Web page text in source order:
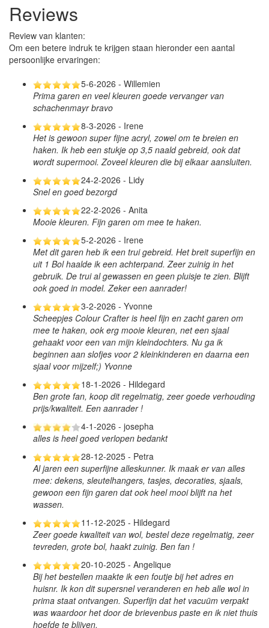
Reviews
Review van klanten:
Om een betere indruk te krijgen staan hieronder een aantal
persoonlijke ervaringen:
5-6-2026 - Willemien
Prima garen en veel kleuren goede vervanger van
schachenmayr bravo
8-3-2026 - Irene
Het is gewoon super fijne acryl, zowel om te breien en
haken. Ik heb een stukje op 3,5 naald gebreid, ook dat
wordt supermooi. Zoveel kleuren die bij elkaar aansluiten.
24-2-2026 - Lidy
Snel en goed bezorgd
22-2-2026 - Anita
Mooie kleuren. Fijn garen om mee te haken.
5-2-2026 - Irene
Met dit garen heb ik een trui gebreid. Het breit superfijn en
uit 1 Bol haalde ik een achterpand. Zeer zuinig in het
gebruik. De trui al gewassen en geen pluisje te zien. Blijft
ook goed in model. Zeker een aanrader!
3-2-2026 - Yvonne
Scheepjes Colour Crafter is heel fijn en zacht garen om
mee te haken, ook erg mooie kleuren, net een sjaal
gehaakt voor een van mijn kleindochters. Nu ga ik
beginnen aan slofjes voor 2 kleinkinderen en daarna een
sjaal voor mijzelf;) Yvonne
18-1-2026 - Hildegard
Ben grote fan, koop dit regelmatig, zeer goede verhouding
prijs/kwaliteit. Een aanrader !
4-1-2026 - josepha
alles is heel goed verlopen bedankt
28-12-2025 - Petra
Al jaren een superfijne alleskunner. Ik maak er van alles
mee: dekens, sleutelhangers, tasjes, decoraties, sjaals,
gewoon een fijn garen dat ook heel mooi blijft na het
wassen.
11-12-2025 - Hildegard
Zeer goede kwaliteit van wol, bestel deze regelmatig, zeer
tevreden, grote bol, haakt zuinig. Ben fan !
20-10-2025 - Angelique
Bij het bestellen maakte ik een foutje bij het adres en
huisnr. Ik kon dit supersnel veranderen en heb alle wol in
prima staat ontvangen. Superfijn dat het vacuüm verpakt
was waardoor het door de brievenbus paste en ik niet thuis
hoefde te blijven.